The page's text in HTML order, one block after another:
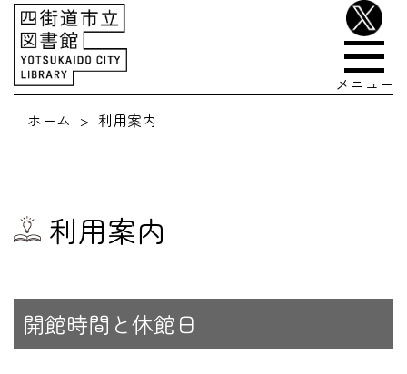
メニュー
ホーム
利用案内
利用案内
開館時間と休館日